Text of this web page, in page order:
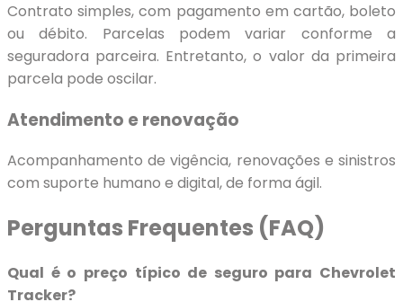
Contrato simples, com pagamento em cartão, boleto
ou débito. Parcelas podem variar conforme a
seguradora parceira. Entretanto, o valor da primeira
parcela pode oscilar.
Atendimento e renovação
Acompanhamento de vigência, renovações e sinistros
com suporte humano e digital, de forma ágil.
Perguntas Frequentes (FAQ)
Qual é o preço típico de seguro para Chevrolet
Tracker?